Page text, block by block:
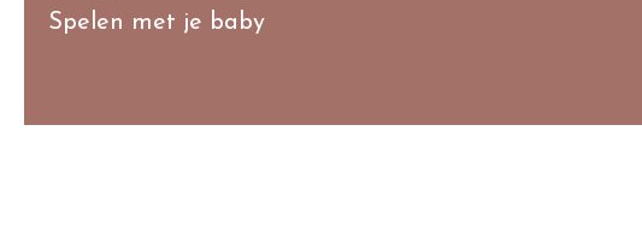
Spelen met je baby